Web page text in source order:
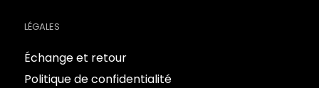
LÉGALES
Échange et retour
Politique de confidentialité